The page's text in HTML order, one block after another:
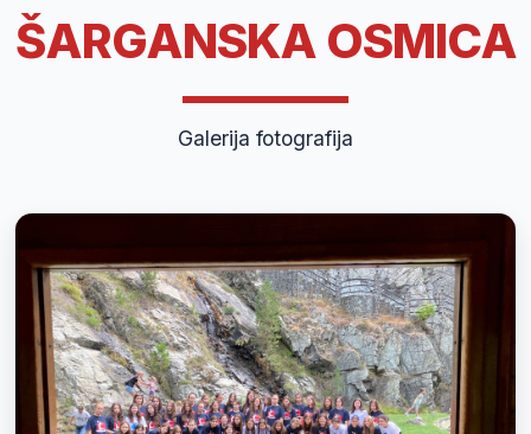
ŠARGANSKA OSMICA
Galerija fotografija